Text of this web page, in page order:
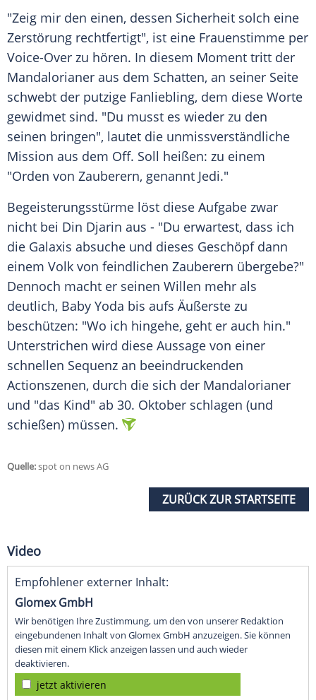
"Zeig mir den einen, dessen Sicherheit solch eine
Zerstörung rechtfertigt", ist eine Frauenstimme per
Voice-Over zu hören. In diesem Moment tritt der
Mandalorianer aus dem Schatten, an seiner Seite
schwebt der putzige Fanliebling, dem diese Worte
gewidmet sind. "Du musst es wieder zu den
seinen bringen", lautet die unmissverständliche
Mission aus dem Off. Soll heißen: zu einem
"Orden von Zauberern, genannt Jedi."
Begeisterungsstürme löst diese Aufgabe zwar
nicht bei Din Djarin aus - "Du erwartest, dass ich
die Galaxis absuche und dieses Geschöpf dann
einem Volk von feindlichen Zauberern übergebe?"
Dennoch macht er seinen Willen mehr als
deutlich, Baby Yoda bis aufs Äußerste zu
beschützen: "Wo ich hingehe, geht er auch hin."
Unterstrichen wird diese Aussage von einer
schnellen Sequenz an beeindruckenden
Actionszenen, durch die sich der Mandalorianer
und "das Kind" ab 30. Oktober schlagen (und
schießen) müssen.
Quelle:spot on news AG
ZURÜCK ZUR STARTSEITE
Video
Empfohlener externer Inhalt:
Glomex GmbH
Wir benötigen Ihre Zustimmung, um den von unserer Redaktion
eingebundenen Inhalt von Glomex GmbH anzuzeigen. Sie können
diesen mit einem Klick anzeigen lassen und auch wieder
deaktivieren.
jetzt aktivieren